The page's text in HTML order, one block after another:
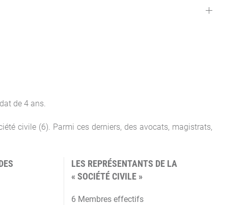
de 4 ans.
civile (6). Parmi ces derniers, des avocats, magistrats,
LES REPRÉSENTANTS DE LA
« SOCIÉTÉ CIVILE »
6 Membres effectifs